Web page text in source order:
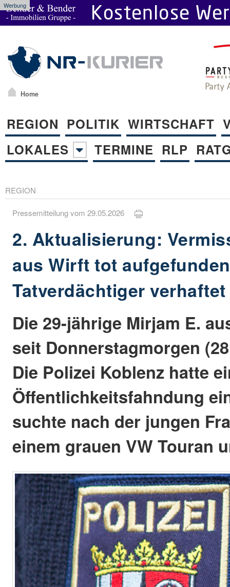
Werbung
Home
REGION POLITIK WIRTSCHAFT
LOKALES
TERMINE RLP
REGION
Pressemitteilung vom 29.05.2026
2. Aktualisierung:
aus Wirft tot
Tatverdächtiger verhaftet
Die 29-jährige Mirjam E.
seit Donnerstagmorgen
Die Polizei Koblenz hatte
Öffentlichkeitsfahndung
suchte nach der jungen
einem grauen VW Touran